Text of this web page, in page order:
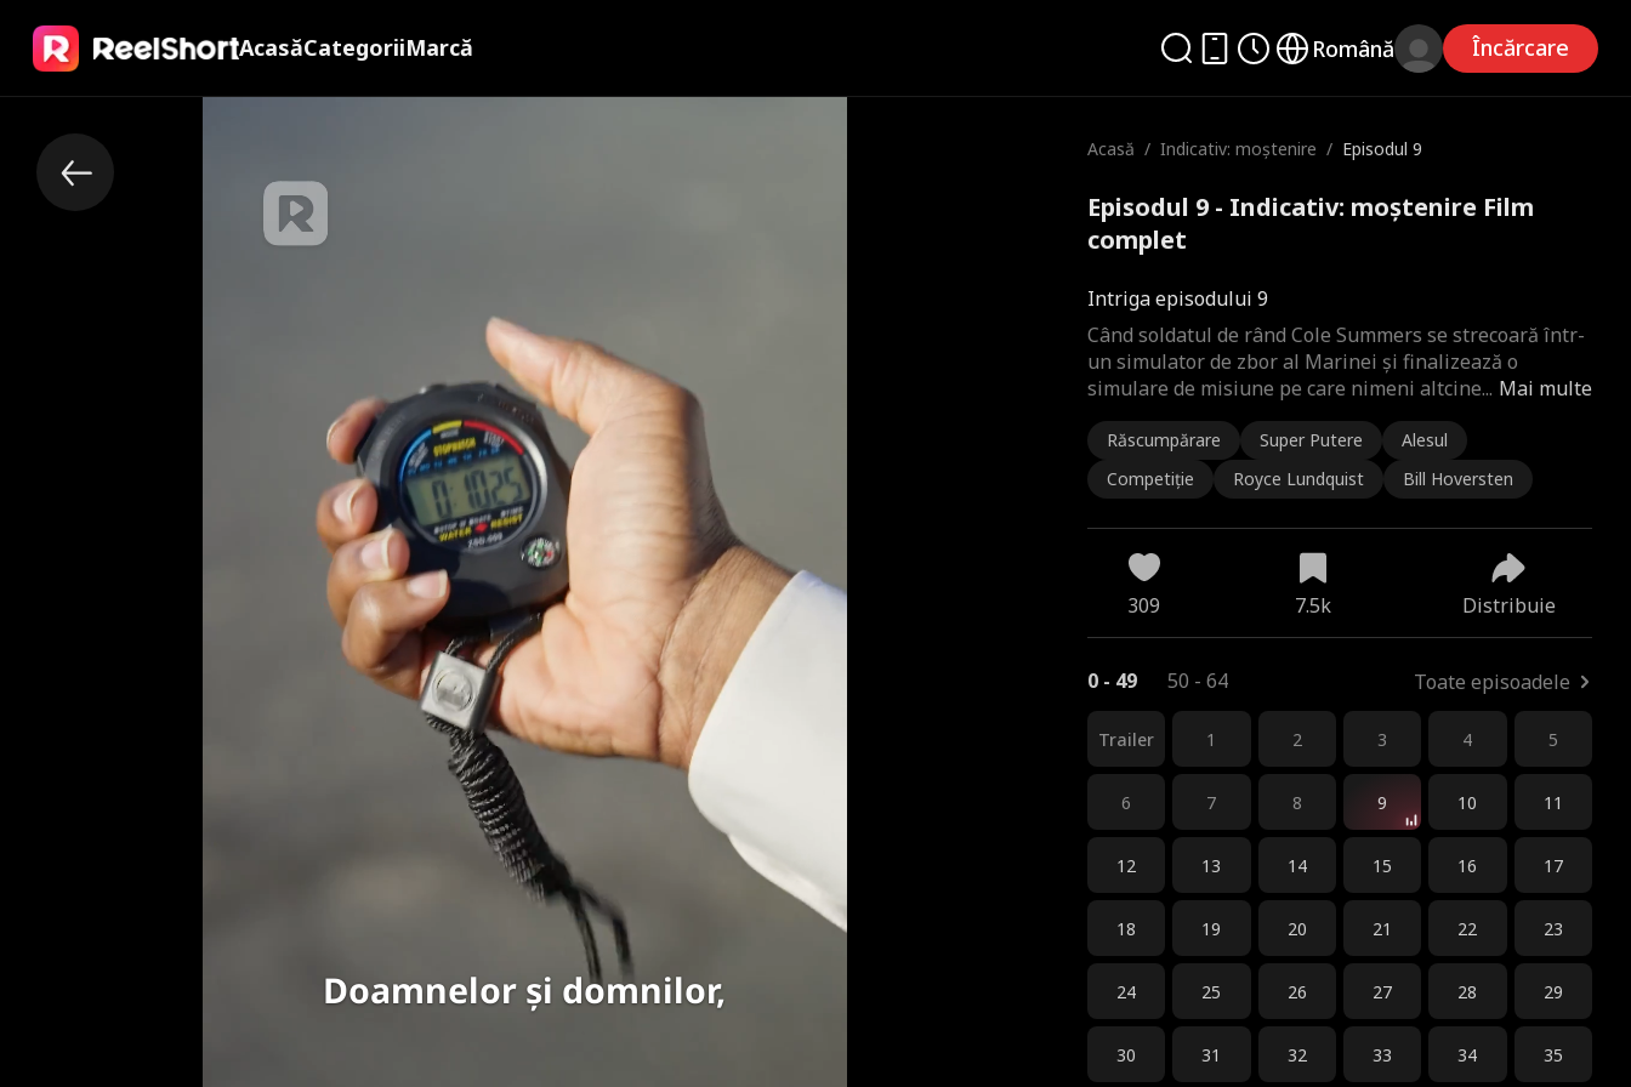
AcasăCategoriiMarcă Română Încărcare
Doamnelor și domnilor,
Acasă / Indicativ: moștenire / Episodul 9
Episodul 9 - Indicativ: moștenire Film
complet
Intriga episodului 9
Mai multe
Când soldatul de rând Cole Summers se strecoară într-
un simulator de zbor al Marinei și finalizează o
simulare de misiune pe care nimeni altcine...
Răscumpărare Super Putere
Alesul
Competiție
Royce Lundquist Bill Hoversten
309 7.5k Distribuie
0 - 49 50 - 64 Toate episoadele
Trailer 1 2 3 4 5
6 7 8 9 10 11
12 13 14 15 16 17
18 19 20 21 22 23
24 25 26 27 28 29
30 31 32 33 34 35